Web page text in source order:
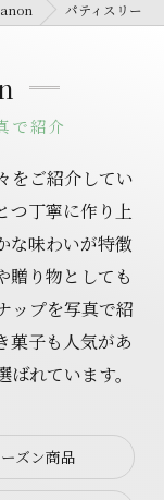
パティスリー
で紹介
をご紹介してい
つ丁寧に作り上
な味わいが特徴
贈り物としても
ップを写真で紹
菓子も人気があ
れています。
ズン商品